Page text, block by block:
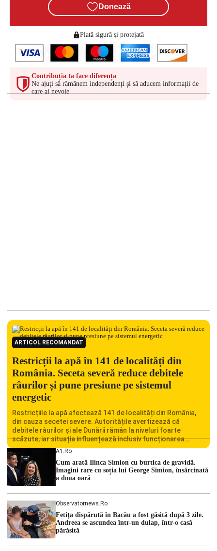
Donează
Plată sigură și protejată
Contribuția ta face diferența
Ne ajuți să rămânem independenți și să aducem informații de
care ai nevoie
ARTICOL RECOMANDAT
Restricții la apă în 141 de localități din
România. Seceta severă reduce debitele
râurilor și pune presiune pe sistemul
energetic
Restricțiile la apă afectează 141 de localități din România,
din cauza secetei severe. Autoritățile avertizează că
debitele râurilor și ale Dunării rămân la niveluri foarte
scăzute, iar situația influențează inclusiv funcționarea
Centralei Nucleare de la Cernavodă. România se confruntă
cu una dintre cele mai dificile perioade din punct de vedere
hidrologic din ultimii ani. Lipsa […]
A1.ro
Cum arată Ilinca Simion cu burtica de gravidă.
Imagini rare cu soția lui George Simion, însărcinată
a doua oară
Observatornews.ro
Fetiţa dispărută în Bacău a fost găsită după 3 zile.
Andreea se ascundea într-un dulap, într-o casă
părăsită